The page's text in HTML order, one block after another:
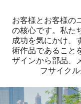
お客様とお客様の
の核心です。私た
成功を気にかけ、
術作品であること
ザインから部品、
フサイク